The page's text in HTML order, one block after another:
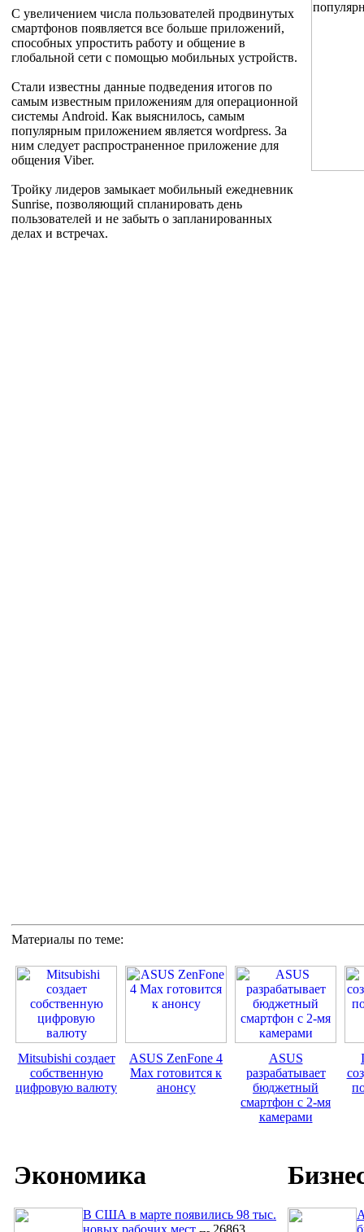
С увеличением числа пользователей продвинутых
смартфонов появляется все больше приложений,
способных упростить работу и общение в
глобальной сети с помощью мобильных устройств.
Стали известны данные подведения итогов по
самым известным приложениям для операционной
системы Android. Как выяснилось, самым
популярным приложением является wordpress. За
ним следует распространенное приложение для
общения Viber.
Тройку лидеров замыкает мобильный ежедневник
Sunrise, позволяющий спланировать день
пользователей и не забыть о запланированных
делах и встречах.
Материалы по теме:
Mitsubishi создает
собственную
цифровую валюту
ASUS ZenFone 4
Max готовится к
анонсу
ASUS
разрабатывает
бюджетный
смартфон с 2-мя
камерами
Экономика
В США в марте появились 98 тыс.